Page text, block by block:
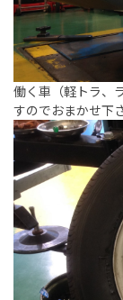
働く車（軽トラ、
すのでおまかせ下